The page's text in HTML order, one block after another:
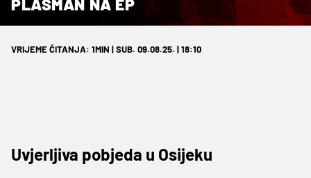
PLASMAN NA EP
VRIJEME ČITANJA: 1MIN | SUB. 09.08.25. | 18:10
Uvjerljiva pobjeda u Osijeku